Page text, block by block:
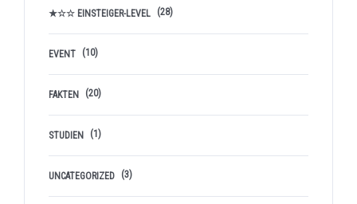
★☆☆ EINSTEIGER-LEVEL (28)
EVENT (10)
FAKTEN (20)
STUDIEN (1)
UNCATEGORIZED (3)